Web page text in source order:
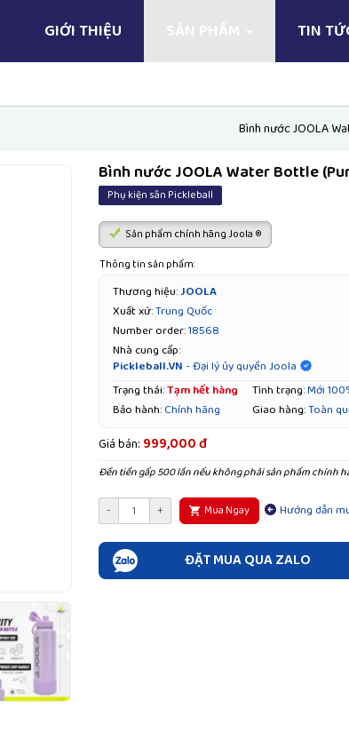
GIỚI THIỆU SẢN PHẨM TIN
Bình nước JOOLA
Bình nước JOOLA Water Bottle
Phụ kiện sân Pickleball
Sản phẩm chính hãng Joola ®
Thông tin sản phẩm:
Thương hiệu:JOOLA
Xuất xứ:Trung Quốc
Number order:18568
Nhà cung cấp:
Pickleball.VN- Đại lý ủy quyền Joola
Trạng thái:Tạm hết hàng Tình trạng:Mới
Bảo hành:Chính hãng Giao hàng:Toàn
Giá bán: 999,000 đ
Đền tiền gấp 500 lần nếu không phải sản phẩm chính
- + Mua Ngay Hướng dẫn
ĐẶT MUA QUA ZALO